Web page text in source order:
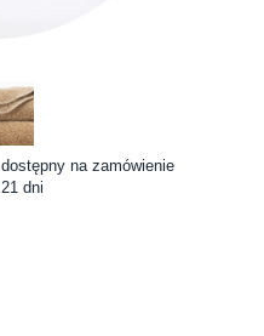
dostępny na zamówienie
21 dni